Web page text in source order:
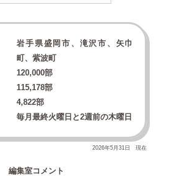
岩手県盛岡市、滝沢市、矢巾
町、紫波町
120,000部
115,178部
4,822部
毎月最終火曜日と2週前の木曜日
2026年5月31日 現在
編集室コメント